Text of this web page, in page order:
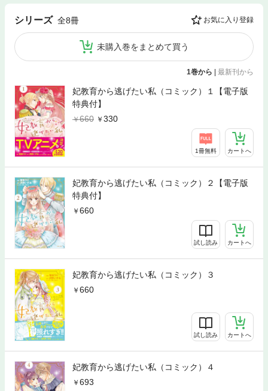
シリーズ 全8冊 お気に入り登録
未購入巻をまとめて買う
1巻から 最新刊から
妃教育から逃げたい私（コミック）１【電子版
特典付】
660
330
1冊無料 カートへ
妃教育から逃げたい私（コミック）２【電子版
特典付】
660
試し読み カートへ
妃教育から逃げたい私（コミック）３
660
試し読み カートへ
妃教育から逃げたい私（コミック）４
693